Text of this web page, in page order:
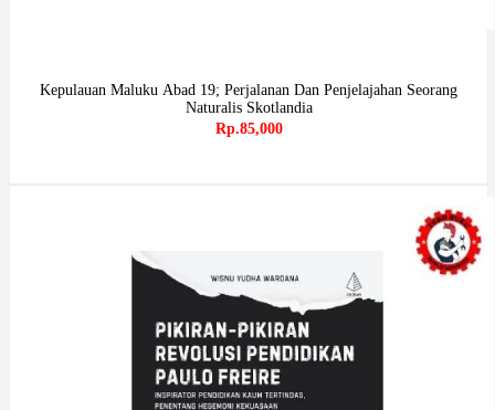
Kepulauan Maluku Abad 19; Perjalanan Dan Penjelajahan Seorang
Naturalis Skotlandia
Rp.85,000